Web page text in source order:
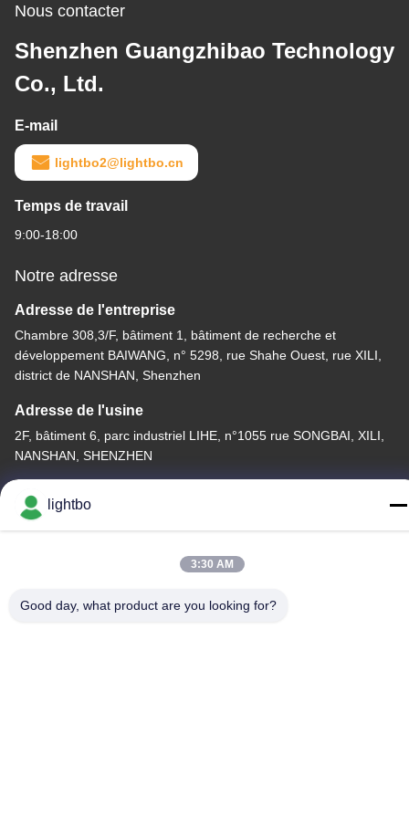
Nous contacter
Shenzhen Guangzhibao Technology
Co., Ltd.
E-mail
lightbo2@lightbo.cn
Temps de travail
9:00-18:00
Notre adresse
Adresse de l'entreprise
Chambre 308,3/F, bâtiment 1, bâtiment de recherche et
développement BAIWANG, n° 5298, rue Shahe Ouest, rue XILI,
district de NANSHAN, Shenzhen
Adresse de l'usine
2F, bâtiment 6, parc industriel LIHE, n°1055 rue SONGBAI, XILI,
NANSHAN, SHENZHEN
86-755-83983496
lightbo
3:30 AM
Good day, what product are you looking for?